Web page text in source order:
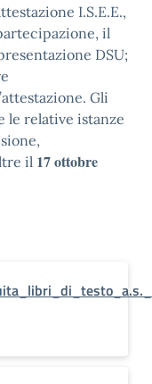
I.S.E.E.,
il
DSU;
Gli
le relative istanze
il 17 ottobre